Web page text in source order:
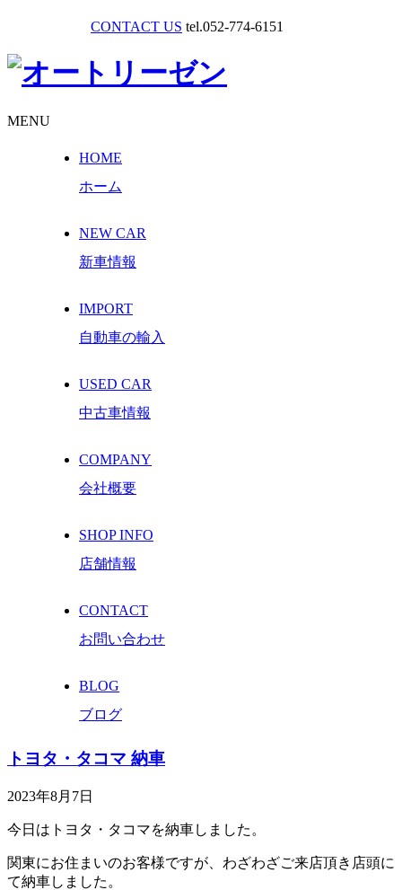
CONTACT US tel.052-774-6151
MENU
HOME
ホーム
NEW CAR
新車情報
IMPORT
自動車の輸入
USED CAR
中古車情報
COMPANY
会社概要
SHOP INFO
店舗情報
CONTACT
お問い合わせ
BLOG
ブログ
トヨタ・タコマ 納車
2023年8月7日
今日はトヨタ・タコマを納車しました。
関東にお住まいのお客様ですが、わざわざご来店頂き店頭に
て納車しました。